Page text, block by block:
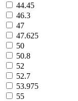
44.45
46.3
47
47.625
50
50.8
52
52.7
53.975
55